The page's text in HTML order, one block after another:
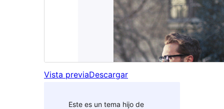
Vista previaDescargar
Este es un tema hijo de